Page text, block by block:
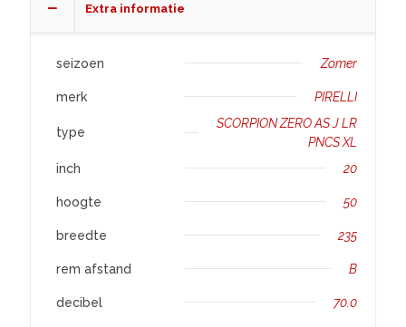
Extra informatie
seizoen Zomer
merk PIRELLI
type
SCORPION ZERO AS J LR
PNCS XL
inch
20
hoogte 50
breedte 235
rem afstand B
decibel 70.0